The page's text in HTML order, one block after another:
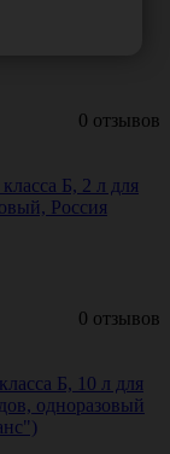
Россия
0 отзывов
Б, 2 л для
Россия
0 отзывов
Б, 10 л для
одноразовый